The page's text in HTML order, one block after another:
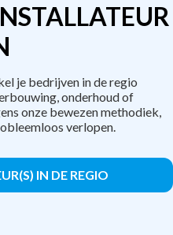
je bedrijven in de regio
onderhoud of
onze bewezen methodiek,
verlopen.
IN DE REGIO